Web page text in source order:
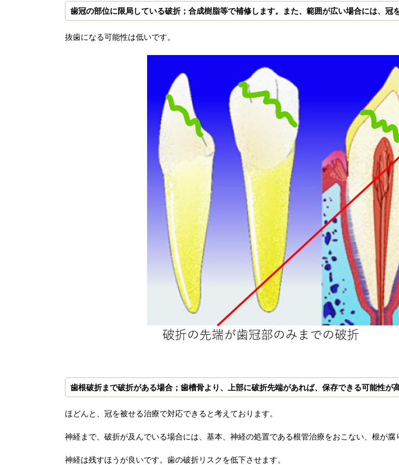
歯冠の部位に限局している破折；合成樹脂等で補修します。また、範囲が広い場合には、冠
抜歯になる可能性は低いです。
歯根破折まで破折がある場合 ；歯槽骨より、上部に破折先端があれば、保存できる可能性が
ほどんと、冠を被せる治療で対応できると考えております。
神経まで、破折が及んでいる場合には、基本、神経の処置である根管治療をおこない、根が腐
神経は残すほうが良いです。歯の破折リスクを低下させます。